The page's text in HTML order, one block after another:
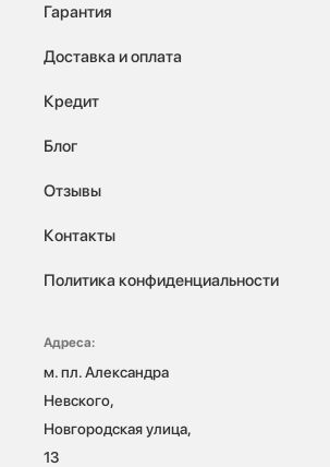
Гарантия
Доставка и оплата
Кредит
Блог
Отзывы
Контакты
Политика конфиденциальности
Адреса:
м. пл. Александра
Невского,
Новгородская улица,
13